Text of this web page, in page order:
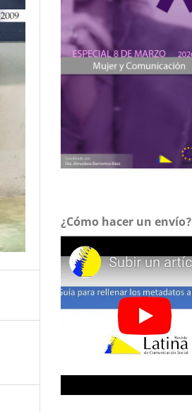
¿Cómo hacer un envío?